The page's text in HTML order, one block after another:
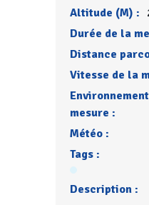
Altitude (M) :
Durée de la
Distance
Vitesse de la
mesure :
Météo :
Tags :
Description :